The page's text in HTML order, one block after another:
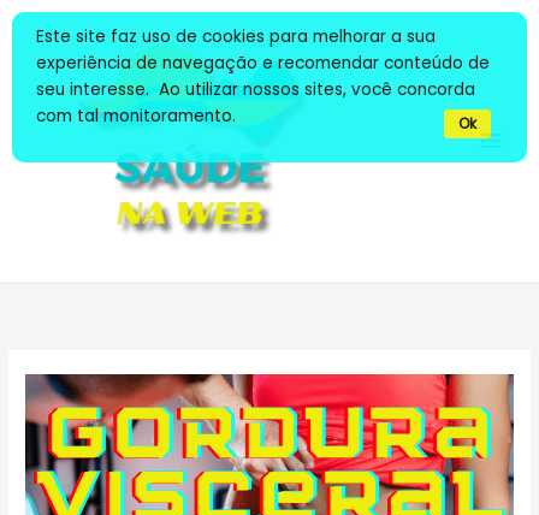
conteúdo
Este site faz uso de cookies para melhorar a sua
experiência de navegação e recomendar conteúdo de
seu interesse. Ao utilizar nossos sites, você concorda
com tal monitoramento.
Ok